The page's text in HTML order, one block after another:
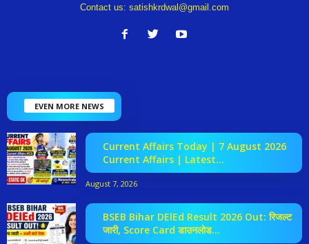
Contact us: satishkrdwal@gmail.com
EVEN MORE NEWS
Current Affairs Today | 7 August 2026
Current Affairs | Latest...
August 7, 2026
BSEB Bihar DElEd Result 2026 Out: रिजल्ट
जारी, Score Card डाउनलोड...